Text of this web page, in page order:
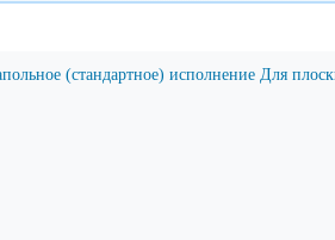
(стандартное) исполнение Для